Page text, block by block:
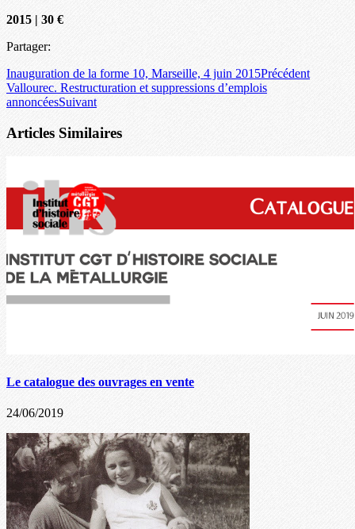
2015 | 30 €
Partager:
Inauguration de la forme 10, Marseille, 4 juin 2015Précédent
Vallourec. Restructuration et suppressions d’emplois
annoncéesSuivant
Articles Similaires
Le catalogue des ouvrages en vente
24/06/2019